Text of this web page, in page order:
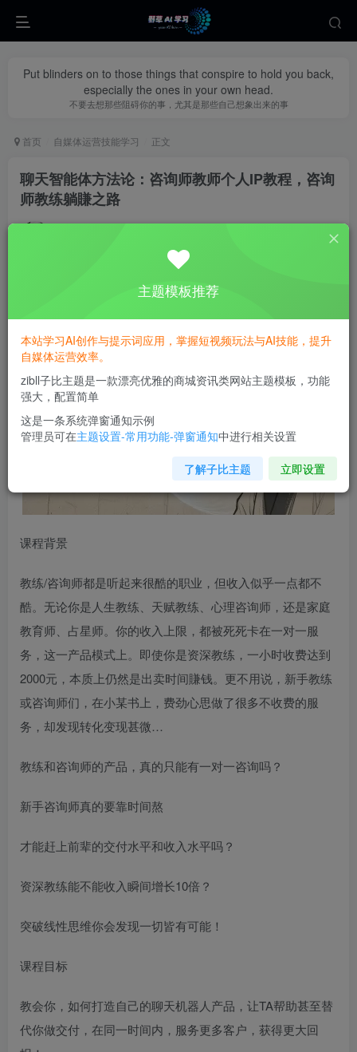
Put blinders on to those things that conspire to hold you back,
especially the ones in your own head.
不要去想那些阻碍你的事，尤其是那些自己想象出来的事
首页 自媒体运营技能学习 正文
聊天智能体方法论：咨询师教师个人IP教程，咨询
师教练躺賺之路
私信
课程背景
教练/咨询师都是听起来很酷的职业，但收入似乎一点都不
酷。无论你是人生教练、天赋教练、心理咨询师，还是家庭
教育师、占星师。你的收入上限，都被死死卡在一对一服
务，这一产品模式上。即使你是资深教练，一小时收费达到
2000元，本质上仍然是出卖时间賺钱。更不用说，新手教练
或咨询师们，在小某书上，费劲心思做了很多不收费的服
务，却发现转化变现甚微…
教练和咨询师的产品，真的只能有一对一咨询吗？
新手咨询师真的要靠时间熬
才能赶上前辈的交付水平和收入水平吗？
资深教练能不能收入瞬间增长10倍？
突破线性思维你会发现一切皆有可能！
课程目标
教会你，如何打造自己的聊天机器人产品，让TA帮助甚至替
代你做交付，在同一时间内，服务更多客户，获得更大回
主题模板推荐
本站学习AI创作与提示词应用，掌握短视频玩法与AI技能，提升
自媒体运营效率。
zibll子比主题是一款漂亮优雅的商城资讯类网站主题模板，功能
强大，配置简单
这是一条系统弹窗通知示例
管理员可在主题设置-常用功能-弹窗通知中进行相关设置
了解子比主题 立即设置